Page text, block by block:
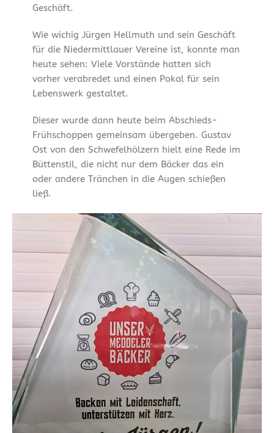
Geschäft.
Wie wichig Jürgen Hellmuth und sein Geschäft
für die Niedermittlauer Vereine ist, konnte man
heute sehen: Viele Vorstände hatten sich
vorher verabredet und einen Pokal für sein
Lebenswerk gestaltet.
Dieser wurde dann heute beim Abschieds-
Frühschoppen gemeinsam übergeben. Gustav
Ost von den Schwefelhölzern hielt eine Rede im
Büttenstil, die nicht nur dem Bäcker das ein
oder andere Tränchen in die Augen schießen
ließ.